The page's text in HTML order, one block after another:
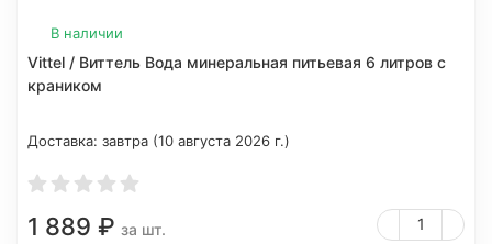
В наличии
Vittel / Виттель Вода минеральная питьевая 6 литров с
краником
Доставка: завтра (10 августа 2026 г.)
1 889 ₽ за шт.